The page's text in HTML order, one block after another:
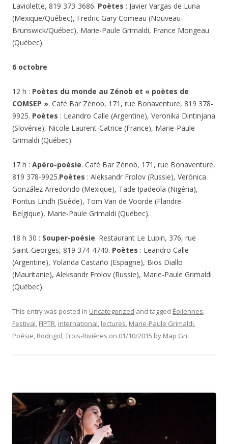
Laviolette, 819 373-3686. Poètes : Javier Vargas de Luna
(Mexique/Québec), Fredric Gary Comeau (Nouveau-
Brunswick/Québec), Marie-Paule Grimaldi, France Mongeau
(Québec).
6 octobre
12 h : Poètes du monde au Zénob et « poètes de
COMSEP ». Café Bar Zénob, 171, rue Bonaventure, 819 378-
9925. Poètes : Leandro Calle (Argentine), Veronika Dintinjana
(Slovénie), Nicole Laurent-Catrice (France), Marie-Paule
Grimaldi (Québec).
17 h : Apéro-poésie. Café Bar Zénob, 171, rue Bonaventure,
819 378-9925.Poètes : Aleksandr Frolov (Russie), Verónica
González Arredondo (Mexique), Tade Ipadeola (Nigéria),
Pontus Lindh (Suède), Tom Van de Voorde (Flandre-
Belgique), Marie-Paule Grimaldi (Québec).
18 h 30 : Souper-poésie. Restaurant Le Lupin, 376, rue
Saint-Georges, 819 374-4740. Poètes : Leandro Calle
(Argentine), Yolanda Castaño (Espagne), Bios Diallo
(Mauritanie), Aleksandr Frolov (Russie), Marie-Paule Grimaldi
(Québec).
This entry was posted in Uncategorized and tagged Éoliennes,
Festival, FIPTR, international, lectures, Marie-Paule Grimaldi,
Poésie, Rodrigol,Trois-Rivières on 01/10/2015 by Map Gri.